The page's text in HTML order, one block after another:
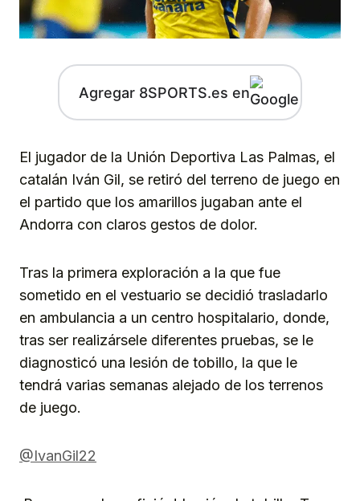
Agregar 8SPORTS.es en
El jugador de la Unión Deportiva Las Palmas, el
catalán Iván Gil, se retiró del terreno de juego en
el partido que los amarillos jugaban ante el
Andorra con claros gestos de dolor.
Tras la primera exploración a la que fue
sometido en el vestuario se decidió trasladarlo
en ambulancia a un centro hospitalario, donde,
tras ser realizársele diferentes pruebas, se le
diagnosticó una lesión de tobillo, la que le
tendrá varias semanas alejado de los terrenos
de juego.
@IvanGil22